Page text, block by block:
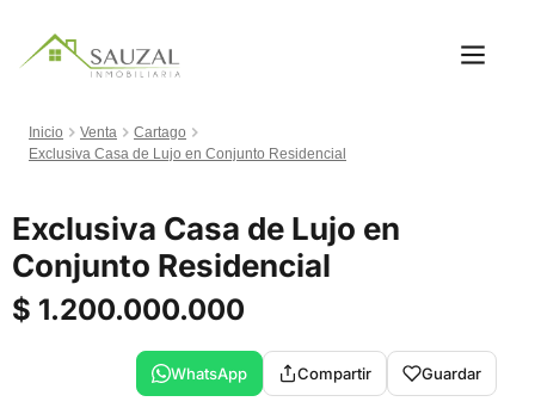
Inicio Venta
Cartago
Exclusiva Casa de Lujo en Conjunto Residencial
Exclusiva Casa de Lujo en
Conjunto Residencial
$ 1.200.000.000
WhatsApp Compartir Guardar